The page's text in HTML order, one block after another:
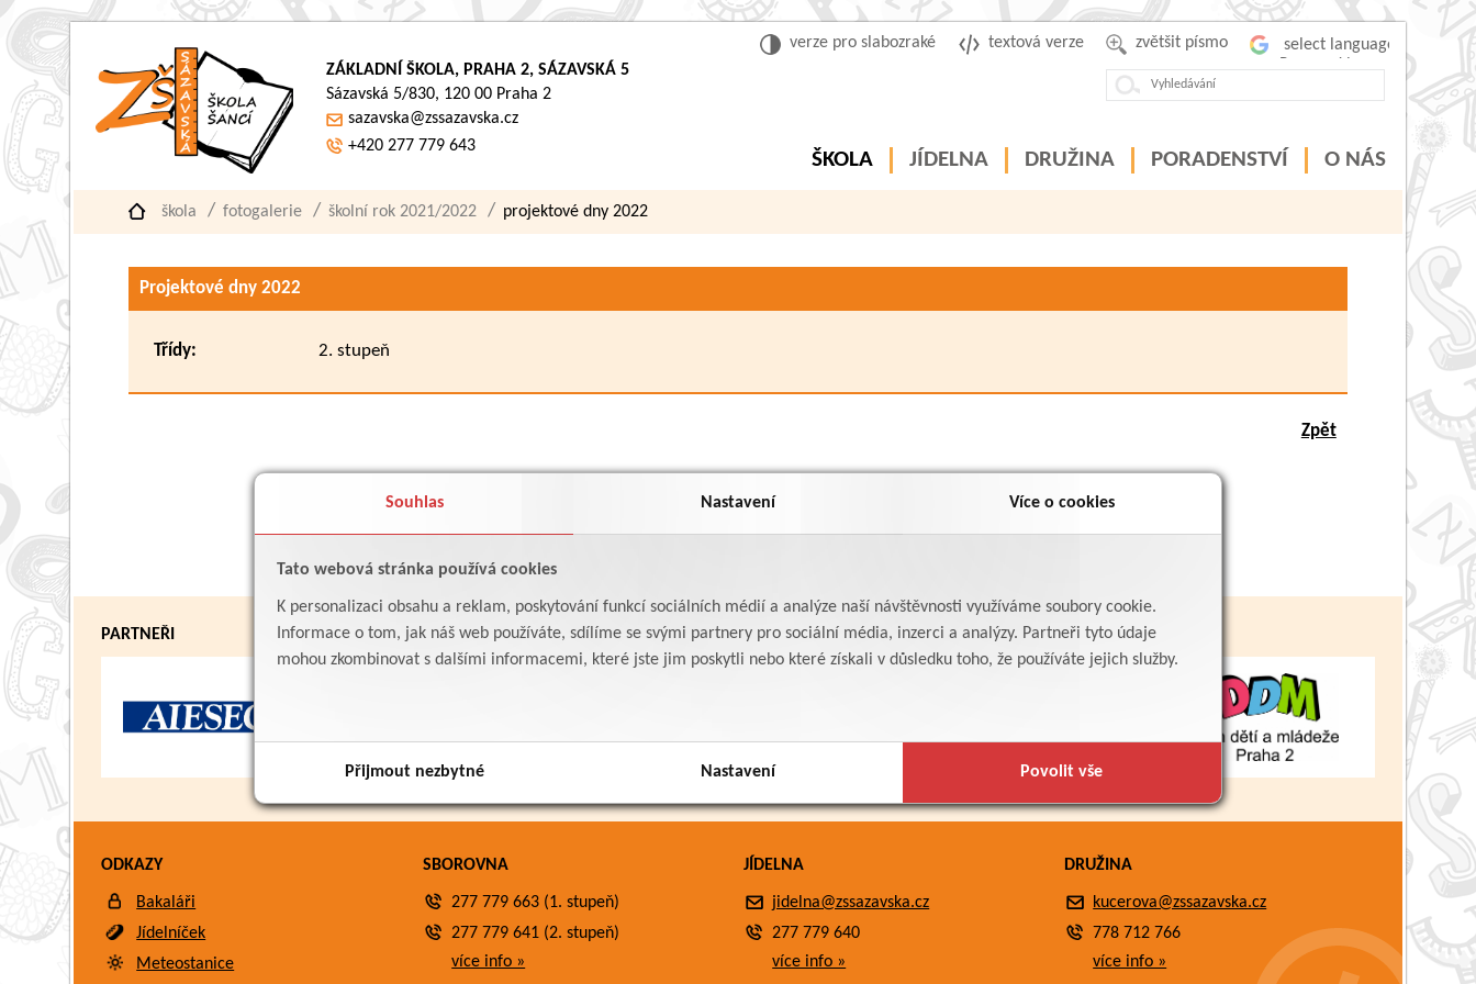
Souhlas Nastavení Více o cookies
Tato webová stránka používá cookies
K personalizaci obsahu a reklam, poskytování funkcí sociálních médií a analýze naší návštěvnosti využíváme soubory cookie.
Informace o tom, jak náš web používáte, sdílíme se svými partnery pro sociální média, inzerci a analýzy. Partneři tyto údaje
mohou zkombinovat s dalšími informacemi, které jste jim poskytli nebo které získali v důsledku toho, že používáte jejich služby.
Přijmout nezbytné Nastavení Povolit vše
zvětšit písmo
textová verze
verze pro slabozraké
ZÁKLADNÍ ŠKOLA, PRAHA 2, SÁZAVSKÁ 5
Sázavská 5/830, 120 00 Praha 2
sazavska@zssazavska.cz
+420 277 779 643
ŠKOLA JÍDELNA DRUŽINA PORADENSTVÍ O NÁS
škola fotogalerie školní rok 2021/2022 projektové dny 2022
Projektové dny 2022
Třídy: 2. stupeň
Zpět
PARTNEŘI
ODKAZY
Bakaláři
Jídelníček
Meteostanice
SBOROVNA
277 779 663 (1. stupeň)
277 779 641 (2. stupeň)
více info »
JÍDELNA
jidelna@zssazavska.cz
277 779 640
více info »
DRUŽINA
kucerova@zssazavska.cz
778 712 766
více info »